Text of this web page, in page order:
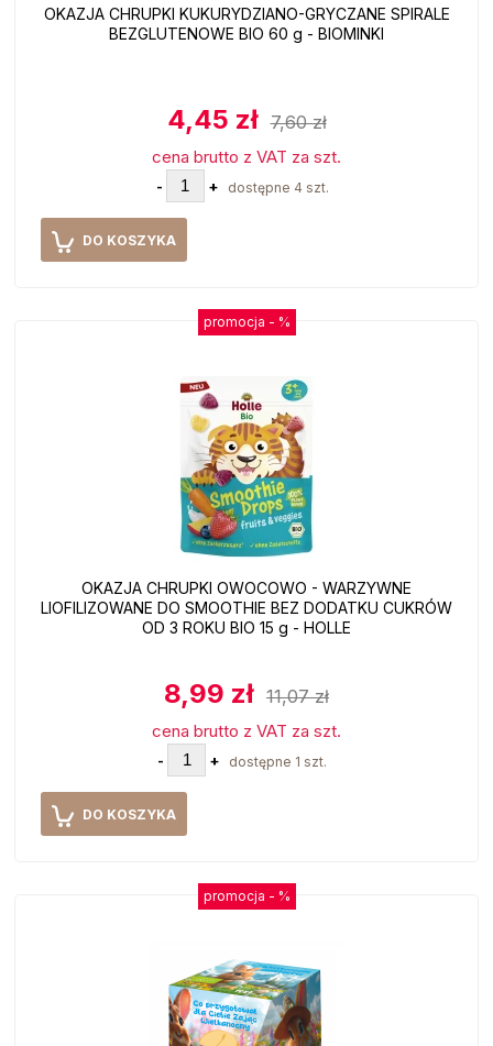
OKAZJA CHRUPKI KUKURYDZIANO-GRYCZANE SPIRALE
BEZGLUTENOWE BIO 60 g - BIOMINKI
4,45 zł 7,60 zł
cena brutto z VAT za szt.
- + dostępne 4 szt.
DO KOSZYKA
OKAZJA CHRUPKI OWOCOWO - WARZYWNE
LIOFILIZOWANE DO SMOOTHIE BEZ DODATKU CUKRÓW
OD 3 ROKU BIO 15 g - HOLLE
8,99 zł 11,07 zł
cena brutto z VAT za szt.
- + dostępne 1 szt.
DO KOSZYKA
promocja - %
promocja - %